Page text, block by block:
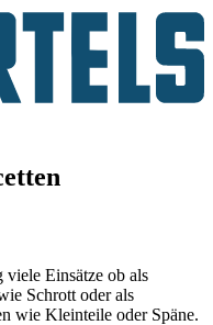
Einsätze ob als
Schrott oder als
wie Kleinteile oder Späne.